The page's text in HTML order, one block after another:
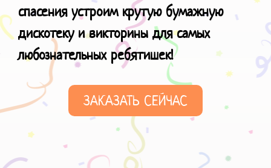
спасения устроим крутую бумажную
дискотеку и викторины для самых
любознательных ребятишек!
ЗАКАЗАТЬ СЕЙЧАС